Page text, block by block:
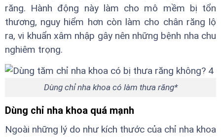
răng. Hành động này làm cho mô mềm bị tổn
thương, nguy hiểm hơn còn làm cho chân răng lộ
ra, vi khuẩn xâm nhập gây nên những bệnh nha chu
nghiêm trọng.
Dùng chỉ nha khoa có làm thưa răng*
Dùng chỉ nha khoa quá mạnh
Ngoài những lý do như kích thước của chỉ nha khoa